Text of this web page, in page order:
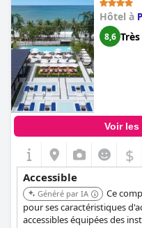
Hôtel à
8,6
Voir
$
Accessible
Généré par IA
Ce
pour ses caractéristiques
accessibles équipées des